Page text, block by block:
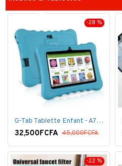
-28 %
G-Tab Tablette Enfant - A707 - Ecran 7" - RAM 1 Go - ROM 8 Go - 0.3 Mégapixels + pochette offerte
32,500FCFA 45,000FCFA
-22 %